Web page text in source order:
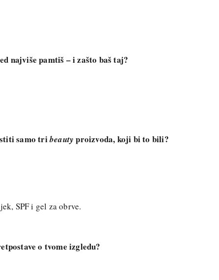
najviše pamtiš – i zašto baš taj?
samo tribeautyproizvoda, koji bi to bili?
SPF i gel za obrve.
o tvome izgledu?